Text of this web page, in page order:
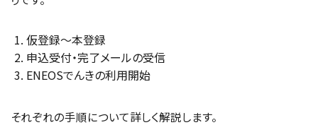
仮登録～本登録
申込受付・完了メールの受信
ENEOSでんきの利用開始
それぞれの手順について詳しく解説します。